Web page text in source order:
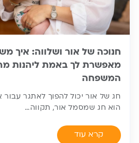
חנוכה של אור ושלווה: איך
מאפשרת לך באמת ליהנות
המשפחה
חג של אור יכול להפוך לאתגר עבור
הוא חג שמסמל אור, תקווה…
קרא עוד